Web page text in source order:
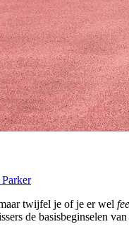
Parker
twijfel je of je er wel
de basisbeginselen